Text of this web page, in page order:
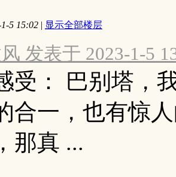
5 15:02 | 显示全部楼层
发表于 2023-1-5
受： 巴别塔，
合一，也有惊
那真 ...